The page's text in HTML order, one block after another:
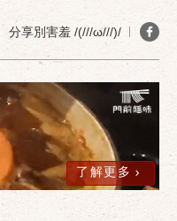
分享別害羞 /(///ω///)/
了解更多